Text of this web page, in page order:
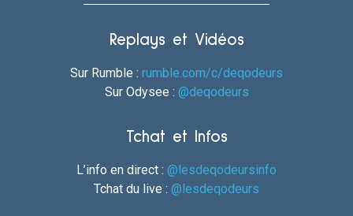
Replays et Vidéos
Sur Rumble : rumble.com/c/deqodeurs
Sur Odysee : @deqodeurs
Tchat et Infos
L’info en direct : @lesdeqodeursinfo
Tchat du live : @lesdeqodeurs